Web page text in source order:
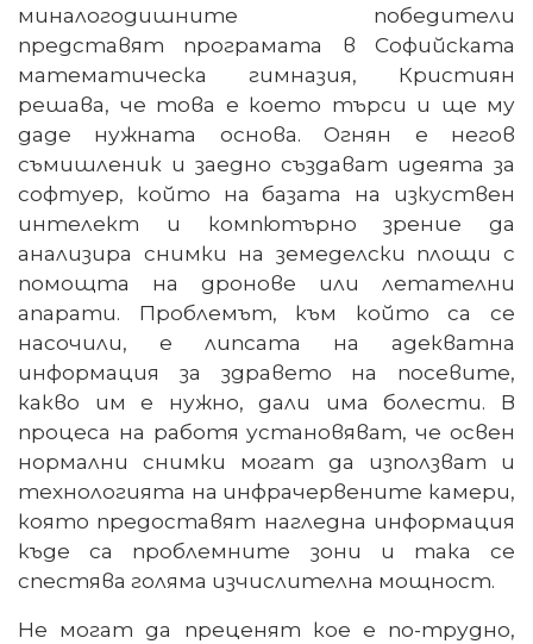
миналогодишните победители
представят програмата в Софийската
математическа гимназия, Кристиян
решава, че това е което търси и ще му
даде нужната основа. Огнян е негов
съмишленик и заедно създават идеята за
софтуер, който на базата на изкуствен
интелект и компютърно зрение да
анализира снимки на земеделски площи с
помощта на дронове или летателни
апарати. Проблемът, към който са се
насочили, е липсата на адекватна
информация за здравето на посевите,
какво им е нужно, дали има болести. В
процеса на работя установяват, че освен
нормални снимки могат да използват и
технологията на инфрачервените камери,
която предоставят нагледна информация
къде са проблемните зони и така се
спестява голяма изчислителна мощност.
Не могат да преценят кое е по-трудно,